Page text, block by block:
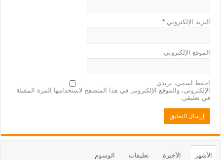
البريد الإلكتروني*
الموقع الإلكتروني
احفظ اسمي، بريدي
الإلكتروني، والموقع الإلكتروني في هذا المتصفح لاستخدامها المرة المقبلة
في تعليقي.
الأشهر الأخيرة تعليقات الوسوم